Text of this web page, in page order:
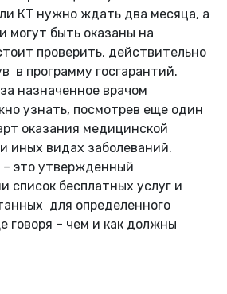
КТ нужно ждать два месяца, а
могут быть оказаны на
проверить, действительно
в программу госгарантий.
назначенное врачом
узнать, посмотрев еще один
оказания медицинской
иных видах заболеваний.
это утвержденный
список бесплатных услуг и
для определенного
говоря – чем и как должны